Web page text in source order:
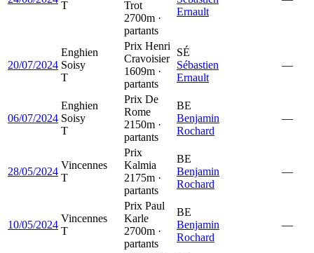
T
Trot
2700m ·
partants
Ernault
20/07/2024
Enghien
Soisy
T
Prix Henri
Cravoisier
1609m ·
partants
SÉ
Sébastien
Ernault
—
06/07/2024
Enghien
Soisy
T
Prix De
Rome
2150m ·
partants
BE
Benjamin
Rochard
—
28/05/2024
Vincennes
T
Prix
Kalmia
2175m ·
partants
BE
Benjamin
Rochard
—
10/05/2024
Vincennes
T
Prix Paul
Karle
2700m ·
partants
BE
Benjamin
Rochard
—